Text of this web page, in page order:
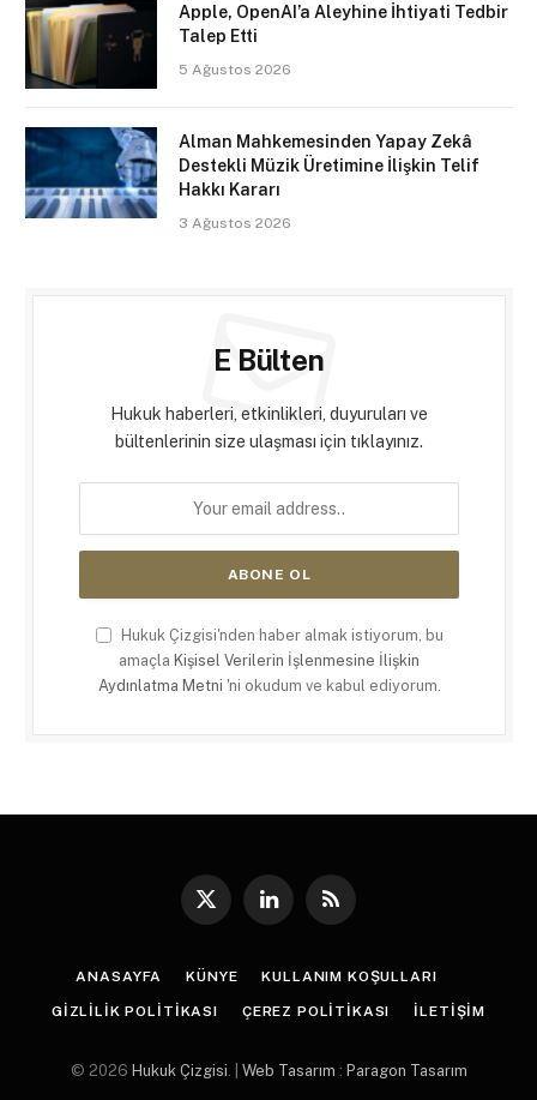
Apple, OpenAI’a Aleyhine İhtiyati Tedbir
Talep Etti
5 Ağustos 2026
Alman Mahkemesinden Yapay Zekâ
Destekli Müzik Üretimine İlişkin Telif
Hakkı Kararı
3 Ağustos 2026
E Bülten
Hukuk haberleri, etkinlikleri, duyuruları ve
bültenlerinin size ulaşması için tıklayınız.
Hukuk Çizgisi'nden haber almak istiyorum, bu
amaçla Kişisel Verilerin İşlenmesine İlişkin
Aydınlatma Metni 'ni okudum ve kabul ediyorum.
X
LinkedInRSS
ANASAYFA KÜNYE KULLANIM KOŞULLARI
GIZLILIK POLITIKASI ÇEREZ POLITIKASI İLETIŞIM
© 2026 Hukuk Çizgisi. | Web Tasarım : Paragon Tasarım